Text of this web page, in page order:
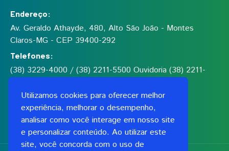
Utilizamos cookies para oferecer melhor
experiência, melhorar o desempenho,
analisar como você interage em nosso site
e personalizar conteúdo. Ao utilizar este
site, você concorda com o uso de
Endereço:
Av. Geraldo Athayde, 480, Alto São João - Montes
Claros-MG - CEP 39400-292
Telefones:
(38) 3229-4000 / (38) 2211-5500 Ouvidoria (38) 2211-
Fundação de Saúde Dilson de Quadros Godinho
CNPJ: 00.991.591/0001-06